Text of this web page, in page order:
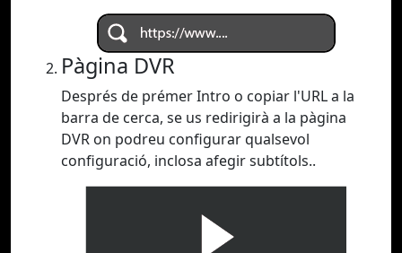
Pàgina DVR
Després de prémer Intro o copiar l'URL a la
barra de cerca, se us redirigirà a la pàgina
DVR on podreu configurar qualsevol
configuració, inclosa afegir subtítols..